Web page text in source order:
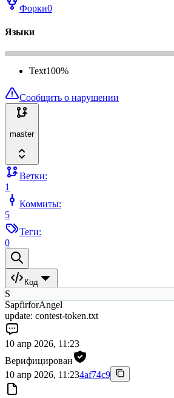
Форки0
Языки
Text100%
Сообщить о нарушении
master
Ветки:
1
Коммиты:
5
Теги:
0
Код
S
SapfirforAngel
update: contest-token.txt
10 апр 2026, 11:23
Верифицирован
10 апр 2026, 11:234af74c9